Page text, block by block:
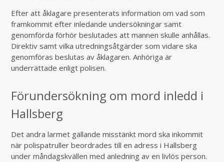
Efter att åklagare presenterats information om vad som
framkommit efter inledande undersökningar samt
genomförda förhör beslutades att mannen skulle anhållas.
Direktiv samt vilka utredningsåtgärder som vidare ska
genomföras beslutas av åklagaren. Anhöriga är
underrättade enligt polisen.
Förundersökning om mord inledd i
Hallsberg
Det andra larmet gällande misstänkt mord ska inkommit
när polispatruller beordrades till en adress i Hallsberg
under måndagskvällen med anledning av en livlös person.